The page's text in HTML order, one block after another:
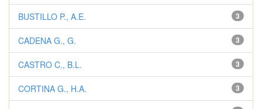
3
BUSTILLO P., A.E.
3
CADENA G., G.
3
CASTRO C., B.L.
3
CORTINA G., H.A.